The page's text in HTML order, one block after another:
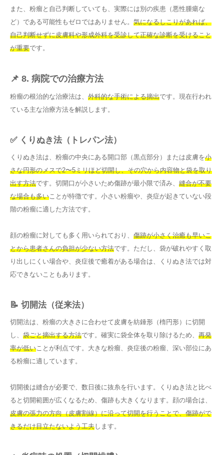
また、粉瘤と自己判断していても、実際には別の疾患（悪性腫瘍な
ど）である可能性もゼロではありません。 気になるしこりがあれば、
自己判断せずに皮膚科や形成外科を受診して正確な診断を受けること
が重要です。
📌 8. 病院での治療方法
粉瘤の根治的な治療法は、 外科的な手術による摘出です。現在行われ
ている主な治療方法を解説します。
✅ くりぬき法（トレパン法）
くりぬき法は、粉瘤の中央にある開口部（黒点部分）または皮膚を小
さな円形のメスで2〜5ミリほど切開し、その穴から内容物と袋を取り
出す方法です。切開口が小さいため傷跡が最小限で済み、 縫合が不要
な場合も多いことが特徴です。小さい粉瘤や、炎症が起きていない段
階の粉瘤に適した方法です。
顔の粉瘤に対しても多く用いられており、 傷跡が小さく治癒も早いこ
とから患者さんの負担が少ない方法です。ただし、袋が破れやすく取
り出しにくい場合や、炎症後で癒着がある場合は、くりぬき法では対
応できないこともあります。
📝 切開法（従来法）
切開法は、粉瘤の大きさに合わせて皮膚を紡錘形（楕円形）に切開
し、 袋ごと摘出する方法です。確実に袋全体を取り除けるため、 再発
率が低いことが利点です。大きな粉瘤、炎症後の粉瘤、深い部位にあ
る粉瘤に適しています。
切開後は縫合が必要で、数日後に抜糸を行います。くりぬき法と比べ
ると切開範囲が広くなるため、傷跡も大きくなります。顔の場合は、
皮膚の張力の方向（皮膚割線）に沿って切開を行うことで、傷跡がで
きるだけ目立たないよう工夫 します。